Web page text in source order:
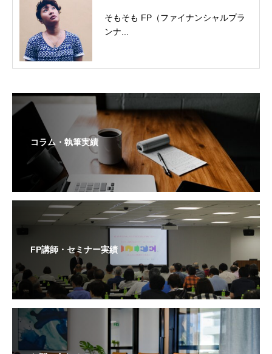
そもそも FP（ファイナンシャルプラ
ンナ...
コラム・執筆実績
FP講師・セミナー実績